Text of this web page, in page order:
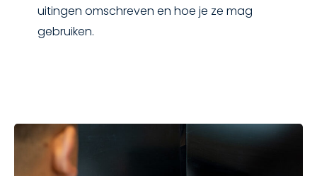
uitingen omschreven en hoe je ze mag
gebruiken.